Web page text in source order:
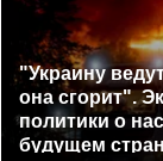
"Украину
она сгорит".
политики о
будущем